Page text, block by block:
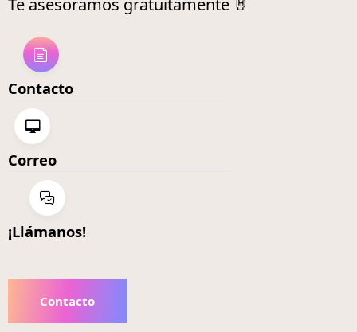
Te asesoramos gratuitamente 🤘
Contacto
Correo
¡Llámanos!
Contacto